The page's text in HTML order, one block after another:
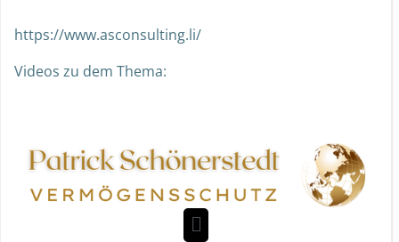
https://www.asconsulting.li/
Videos zu dem Thema: